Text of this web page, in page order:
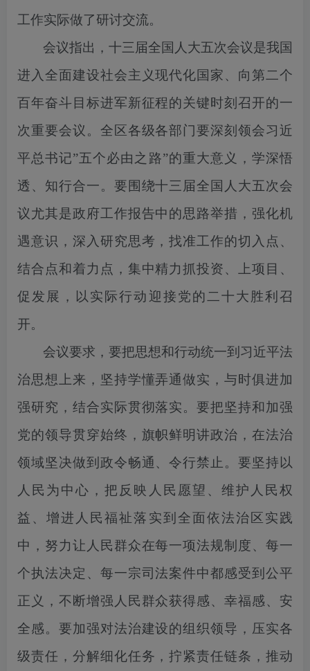
工作实际做了研讨交流。
会议指出，十三届全国人大五次会议是我国
进入全面建设社会主义现代化国家、向第二个
百年奋斗目标进军新征程的关键时刻召开的一
次重要会议。全区各级各部门要深刻领会习近
平总书记”五个必由之路”的重大意义，学深悟
透、知行合一。要围绕十三届全国人大五次会
议尤其是政府工作报告中的思路举措，强化机
遇意识，深入研究思考，找准工作的切入点、
结合点和着力点，集中精力抓投资、上项目、
促发展，以实际行动迎接党的二十大胜利召
开。
会议要求，要把思想和行动统一到习近平法
治思想上来，坚持学懂弄通做实，与时俱进加
强研究，结合实际贯彻落实。要把坚持和加强
党的领导贯穿始终，旗帜鲜明讲政治，在法治
领域坚决做到政令畅通、令行禁止。要坚持以
人民为中心，把反映人民愿望、维护人民权
益、增进人民福祉落实到全面依法治区实践
中，努力让人民群众在每一项法规制度、每一
个执法决定、每一宗司法案件中都感受到公平
正义，不断增强人民群众获得感、幸福感、安
全感。要加强对法治建设的组织领导，压实各
级责任，分解细化任务，拧紧责任链条，推动